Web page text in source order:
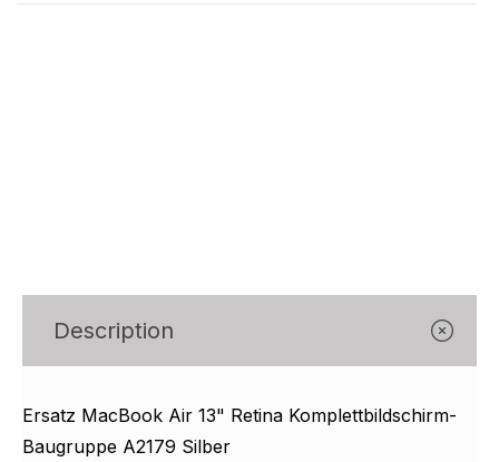
Description
Ersatz MacBook Air 13" Retina Komplettbildschirm-
Baugruppe A2179 Silber